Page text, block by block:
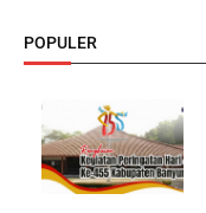
POPULER